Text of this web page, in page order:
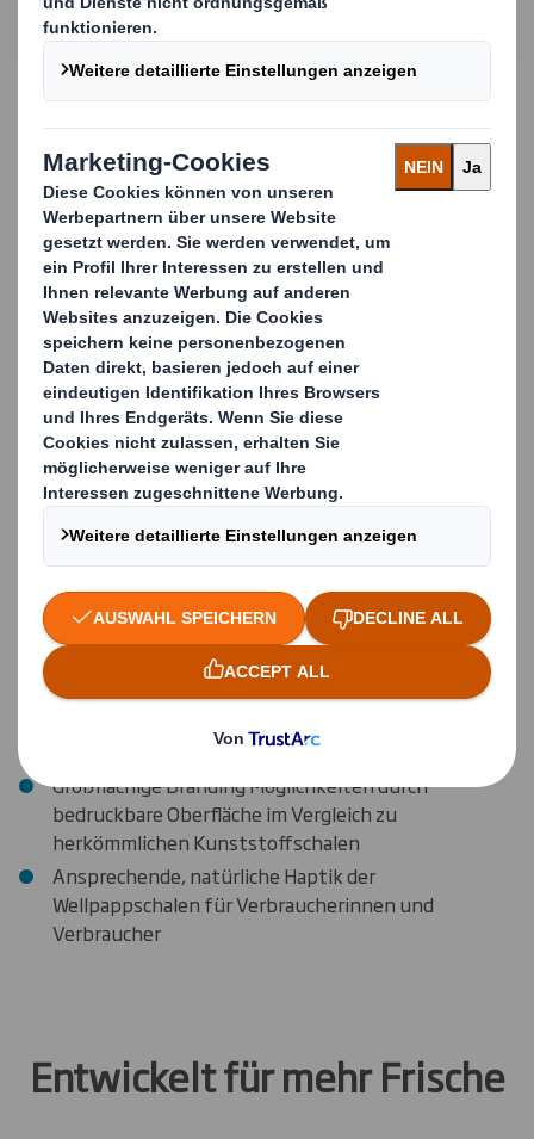
Hochwertiges Branding im
Regal
Großflächige Branding Möglichkeiten durch
bedruckbare Oberfläche im Vergleich zu
herkömmlichen Kunststoffschalen
Ansprechende, natürliche Haptik der
Wellpappschalen für Verbraucherinnen und
Verbraucher
Entwickelt für mehr Frische